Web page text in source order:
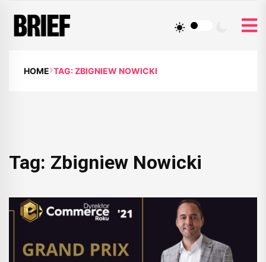
HOME TAG: ZBIGNIEW NOWICKI
Tag: Zbigniew Nowicki